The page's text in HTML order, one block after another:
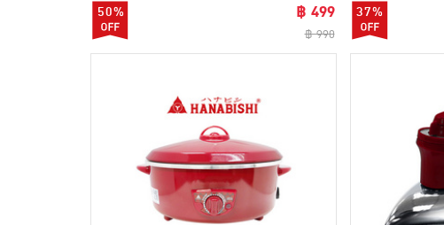
50% ฿ 499
฿ 990
37%